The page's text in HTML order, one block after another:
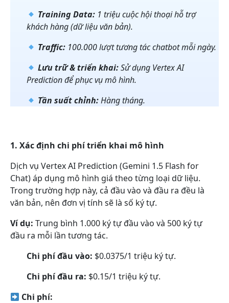
Training Data: 1 triệu cuộc hội thoại hỗ trợ
khách hàng (dữ liệu văn bản).
Traffic: 100.000 lượt tương tác chatbot mỗi ngày.
Lưu trữ & triển khai:Sử dụng Vertex AI
Prediction để phục vụ mô hình.
Tần suất chỉnh:Hàng tháng.
1. Xác định chi phí triển khai mô hình
Dịch vụ Vertex AI Prediction (Gemini 1.5 Flash for
Chat) áp dụng mô hình giá theo từng loại dữ liệu.
Trong trường hợp này, cả đầu vào và đầu ra đều là
văn bản, nên đơn vị tính sẽ là số ký tự.
Ví dụ: Trung bình 1.000 ký tự đầu vào và 500 ký tự
đầu ra mỗi lần tương tác.
Chi phí đầu vào: $0.0375/1 triệu ký tự.
Chi phí đầu ra: $0.15/1 triệu ký tự.
Chi phí: